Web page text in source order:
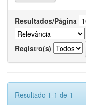
Resultados/Página
Registro(s)
Resultado 1-1 de 1.